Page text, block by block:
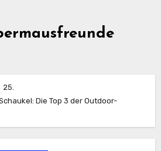
25.
Die Top 3 der Outdoor-